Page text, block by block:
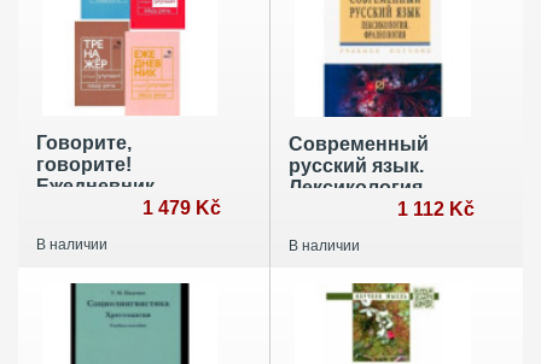
Говорите,
говорите!
Ежедневник,
Скороговорки
1 479 Kč
В наличии
Современный
русский язык.
Лексикология.
Фразеология.1 112 Kč
В наличии